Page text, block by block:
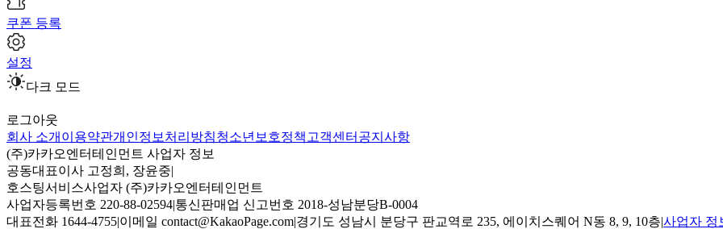
쿠폰 등록
설정
다크 모드
로그아웃
회사 소개 이용약관개인정보처리방침청소년보호정책 고객센터 공지사항
(주)카카오엔터테인먼트 사업자 정보
공동대표이사 고정희, 장윤중|
호스팅서비스사업자 (주)카카오엔터테인먼트
사업자등록번호 220-88-02594|통신판매업 신고번호 2018-성남분당B-0004
대표전화 1644-4755|이메일 contact@KakaoPage.com|경기도 성남시 분당구 판교역로 235, 에이치스퀘어 N동 8, 9, 10층|사업자 정